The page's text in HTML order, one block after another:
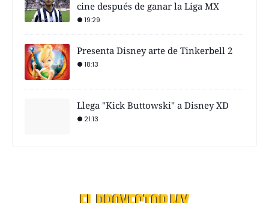
cine después de ganar la Liga MX
19:29
Presenta Disney arte de Tinkerbell 2
18:13
Llega "Kick Buttowski" a Disney XD
21:13